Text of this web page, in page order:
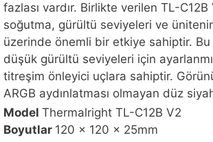
fazlası vardır. Birlikte verilen TL-
soğutma, gürültü seviyeleri ve
üzerinde önemli bir etkiye sahiptir. Bu
düşük gürültü seviyeleri için
titreşim önleyici uçlara sahiptir.
ARGB aydınlatması olmayan düz
Model Thermalright TL-C12B V2
Boyutlar 120 x 120 x 25mm